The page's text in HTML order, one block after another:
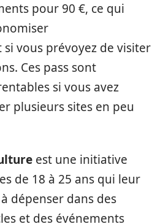
pour 90 €, ce qui
vous prévoyez de visiter
Ces pass sont
si vous avez
plusieurs sites en peu
est une initiative
de 18 à 25 ans qui leur
dépenser dans des
et des événements